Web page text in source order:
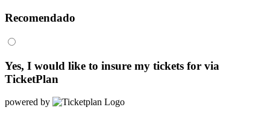
Recomendado
Yes, I would like to insure my tickets for via
TicketPlan
powered by